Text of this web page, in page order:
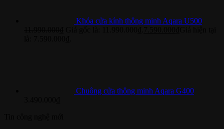
Khóa cửa kính thông minh Aqara U500
Chuông cửa thông minh Aqara G400